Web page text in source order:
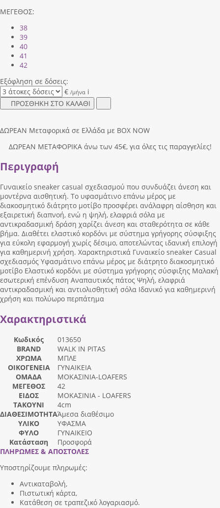
ΜΕΓΕΘΟΣ:
38
39
40
41
42
Εξόφληση σε δόσεις:
€ /μήνα i
ΠΡΟΣΘΗΚΗ ΣΤΟ ΚΑΛΑΘΙ
ΔΩΡΕΑΝ Μεταφορικά σε Ελλάδα με BOX NOW
ΔΩΡΕΑΝ ΜΕΤΑΦΟΡΙΚΑ άνω των 45€, για όλες τις παραγγελίες!
Περιγραφή
Γυναικείο sneaker casual σχεδιασμού που συνδυάζει άνεση και
μοντέρνα αισθητική. Το υφασμάτινο επάνω μέρος με
διακοσμητικό διάτρητο μοτίβο προσφέρει ανάλαφρη αίσθηση και
εξαιρετική διαπνοή, ενώ η ψηλή, ελαφριά σόλα με
αντικραδασμική δράση χαρίζει άνεση και σταθερότητα σε κάθε
βήμα. Διαθέτει ελαστικό κορδόνι με σύστημα γρήγορης σύσφιξης
για εύκολη εφαρμογή χωρίς δέσιμο, αποτελώντας ιδανική επιλογή
για καθημερινή χρήση. Χαρακτηριστικά Γυναικείο sneaker Casual
σχεδιασμός Υφασμάτινο επάνω μέρος με διάτρητο διακοσμητικό
μοτίβο Ελαστικό κορδόνι με σύστημα γρήγορης σύσφιξης Μαλακή
εσωτερική επένδυση Αναπαυτικός πάτος Ψηλή, ελαφριά
αντικραδασμική και αντιολισθητική σόλα Ιδανικό για καθημερινή
χρήση και πολύωρο περπάτημα
Χαρακτηριστικά
Κωδικός
013650
BRAND
WALK IN PITAS
ΧΡΩΜΑ
ΜΠΛΕ
ΟΙΚΟΓΕΝΕΙΑ
ΓΥΝΑΙΚΕΙΑ
ΟΜΑΔΑ
ΜΟΚΑΣΙΝΙΑ-LOAFERS
ΜΕΓΕΘΟΣ
42
ΕΙΔΟΣ
ΜΟΚΑΣΙΝΙΑ - LOAFERS
ΤΑΚΟΥΝΙ
4cm
ΔΙΑΘΕΣΙΜΟΤΗΤΑΆμεσα διαθέσιμο
ΥΛΙΚΟ
ΥΦΑΣΜΑ
ΦΥΛΟ
ΓΥΝΑΙΚΕΙΟ
Κατάσταση
Προσφορά
ΠΛΗΡΩΜΕΣ & ΑΠΟΣΤΟΛΕΣ
Υποστηρίζουμε πληρωμές:
Αντικαταβολή,
Πιστωτική κάρτα,
Κατάθεση σε τραπεζικό λογαριασμό.